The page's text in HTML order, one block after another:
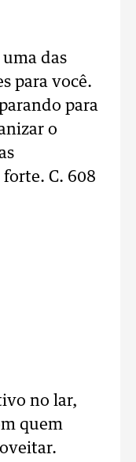
das
para você.
para
o
C. 608
no lar,
quem